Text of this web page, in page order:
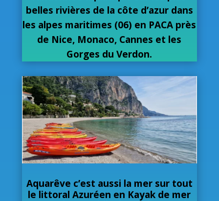
belles rivières de la côte d’azur dans
les alpes maritimes (06) en PACA près
de Nice, Monaco, Cannes et les
Gorges du Verdon.
Aquarêve c’est aussi la mer sur tout
le littoral Azuréen en Kayak de mer